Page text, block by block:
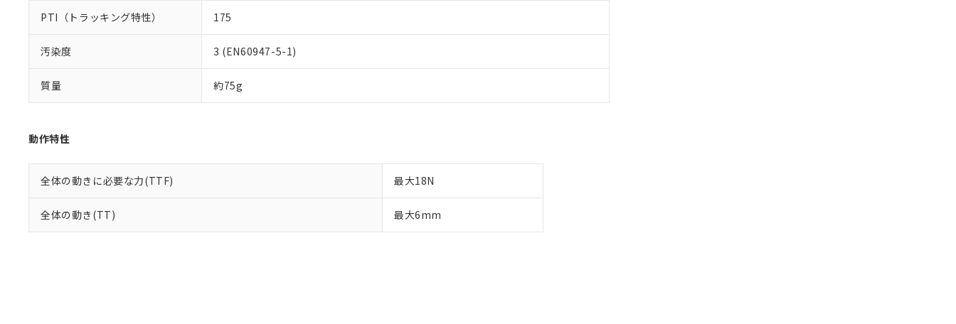
PTI（トラッキング特性） 175
汚染度 3 (EN60947-5-1)
質量 約75g
動作特性
全体の動きに必要な力(TTF) 最大18N
全体の動き(TT) 最大6mm